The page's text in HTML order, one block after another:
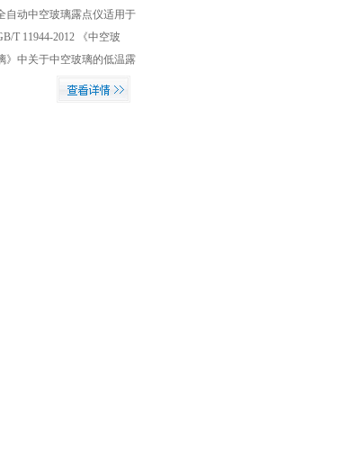
市面现有产品的技术瓶颈，
可*取代繁琐的干冰式中空
璃露点仪。
度高。
自动中空玻璃露点仪适用于
T 11944-2012 《中空玻
》中关于中空玻璃的低温露
点的测试，此产品是我公司*